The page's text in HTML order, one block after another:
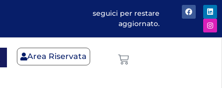
seguici per restare
aggiornato.
Area Riservata